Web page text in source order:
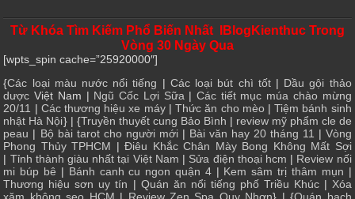
Từ Khóa Tìm Kiếm Phổ Biến Nhất IBlogKienthuc Trong
Vòng 30 Ngày Qua
[wpts_spin cache=”25920000″]
{Các loại màu nước nổi tiếng | Các loại bút chì tốt| Dầu gội thảo
dược Việt Nam | Ngũ Cốc Lợi Sữa | Các tiết mục múa chào mừng
20/11 | Các thương hiệu xe máy|Thức ăn cho mèo|Tiệm bánh sinh
nhật Hà Nội} | {Truyền thuyết cung Bảo Bình | review mỹ phẩm cle de
peau | Bộ bài tarot cho người mới| Bài văn hay 20 tháng 11 | Vòng
Phong Thủy TPHCM |Điêu Khắc Chân Mày Bong Không Mất Sợi
| Tỉnh thành giàu nhất tại Việt Nam | Sửa điện thoại hcm | Review nối
mi búp bê | Bánh canh cu ngon quận 4| Kem sâm trị thâm mụn |
Thương hiệu sơn uy tín | Quán ăn nổi tiếng phố Triều Khúc| Xóa